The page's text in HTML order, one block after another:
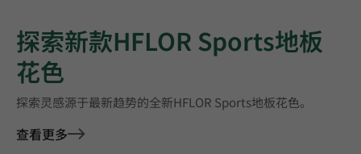
探索新款HFLOR Sports地板
花色
探索灵感源于最新趋势的全新HFLOR Sports地板花色。
查看更多